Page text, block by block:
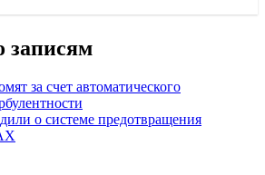
записям
за счет автоматического
о системе предотвращения